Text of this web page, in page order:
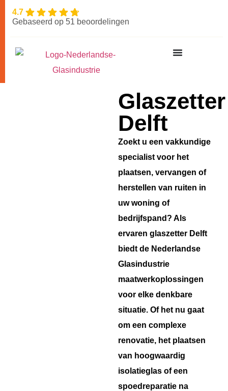
4.7
Gebaseerd op 51 beoordelingen
Glaszetter
Delft
Zoekt u een vakkundige
specialist voor het
plaatsen, vervangen of
herstellen van ruiten in
uw woning of
bedrijfspand? Als
ervaren glaszetter Delft
biedt de Nederlandse
Glasindustrie
maatwerkoplossingen
voor elke denkbare
situatie. Of het nu gaat
om een complexe
renovatie, het plaatsen
van hoogwaardig
isolatieglas of een
spoedreparatie na